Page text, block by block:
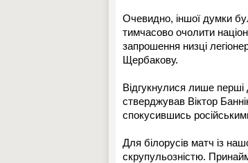
Очевидно, іншої думки
тимчасово очолити
запрошення низці
Щербакову.
Відгукнулися лише
стверджував Віктор
спокусившись
Для білорусів матч із
скрупульозністю.